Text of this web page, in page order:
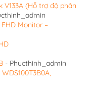
V133A (Hỗ trợ độ phân
Monitor –
- Phucthinh_admin